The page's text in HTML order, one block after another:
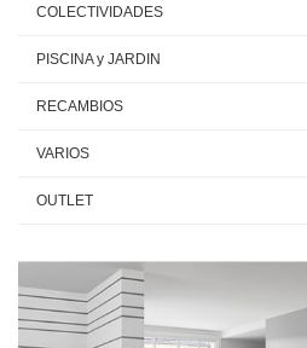
COLECTIVIDADES
PISCINA y JARDIN
RECAMBIOS
VARIOS
OUTLET